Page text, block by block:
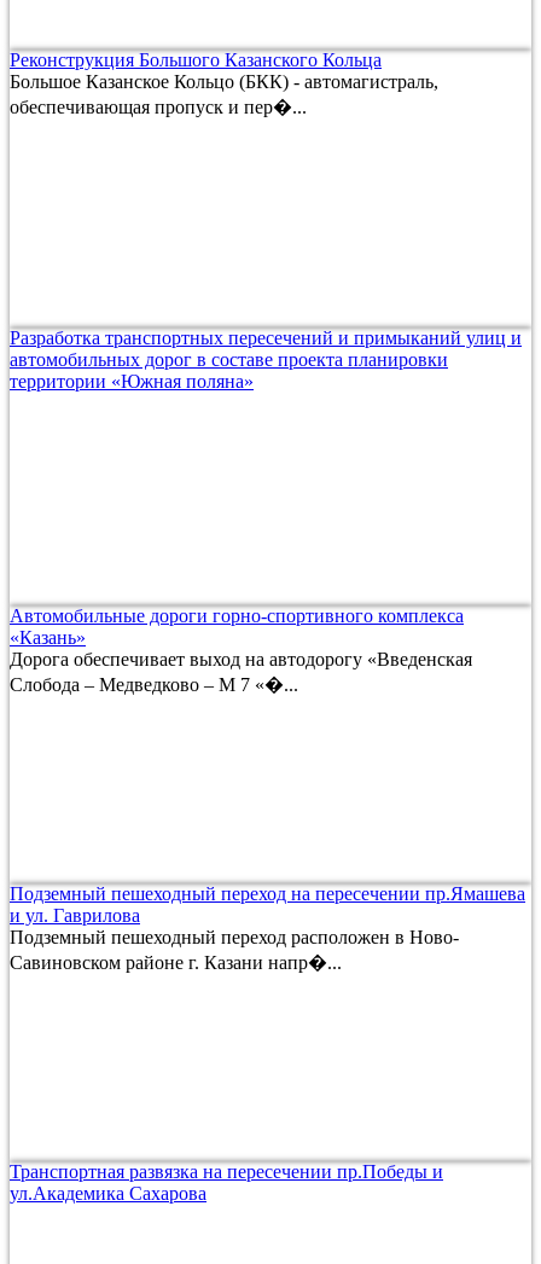
Реконструкция Большого Казанского Кольца
Большое Казанское Кольцо (БКК) - автомагистраль,
обеспечивающая пропуск и пер�...
Разработка транспортных пересечений и примыканий улиц и
автомобильных дорог в составе проекта планировки
территории «Южная поляна»
Автомобильные дороги горно-спортивного комплекса
«Казань»
Дорога обеспечивает выход на автодорогу «Введенская
Слобода – Медведково – М 7 «�...
Подземный пешеходный переход на пересечении пр.Ямашева
и ул. Гаврилова
Подземный пешеходный переход расположен в Ново-
Савиновском районе г. Казани напр�...
Транспортная развязка на пересечении пр.Победы и
ул.Академика Сахарова